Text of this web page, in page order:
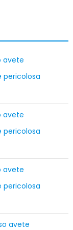
avete
pericolosa
avete
pericolosa
avete
pericolosa
avete